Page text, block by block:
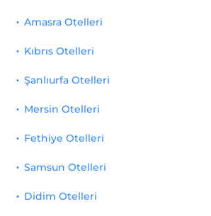
Amasra Otelleri
Kıbrıs Otelleri
Şanlıurfa Otelleri
Mersin Otelleri
Fethiye Otelleri
Samsun Otelleri
Didim Otelleri